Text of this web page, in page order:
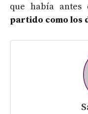
que había antes
partido como los